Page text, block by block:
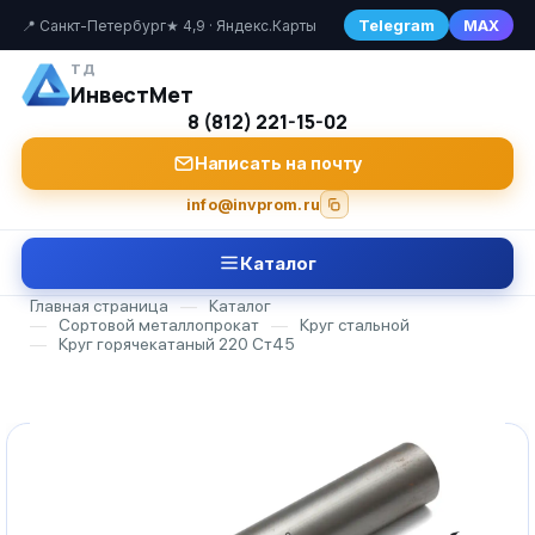
📍 Санкт-Петербург★ 4,9 · Яндекс.Карты Telegram MAX
ТД
ИнвестМет
8 (812) 221-15-02
Написать на почту
info@invprom.ru
Каталог
Главная страница —
Каталог
—
Сортовой металлопрокат —
Круг стальной
—
Круг горячекатаный 220 Ст45